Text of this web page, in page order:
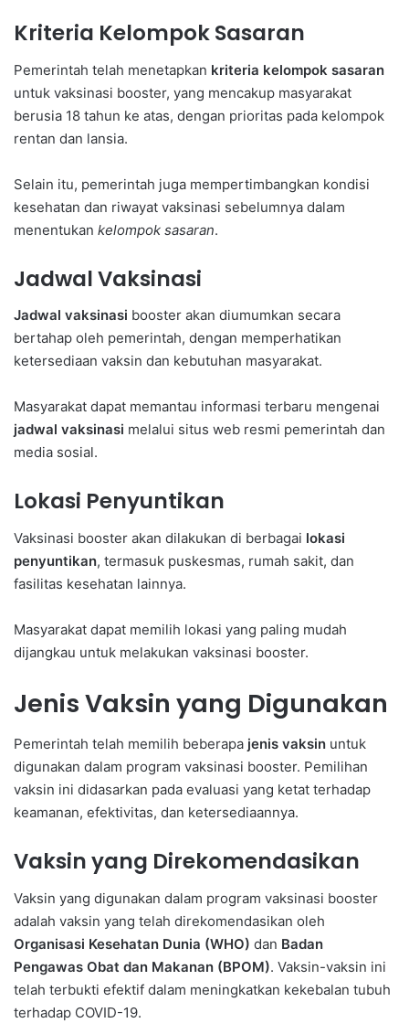
Kriteria Kelompok Sasaran
Pemerintah telah menetapkan kriteria kelompok sasaran
untuk vaksinasi booster, yang mencakup masyarakat
berusia 18 tahun ke atas, dengan prioritas pada kelompok
rentan dan lansia.
Selain itu, pemerintah juga mempertimbangkan kondisi
kesehatan dan riwayat vaksinasi sebelumnya dalam
menentukan kelompok sasaran.
Jadwal Vaksinasi
Jadwal vaksinasi booster akan diumumkan secara
bertahap oleh pemerintah, dengan memperhatikan
ketersediaan vaksin dan kebutuhan masyarakat.
Masyarakat dapat memantau informasi terbaru mengenai
jadwal vaksinasi melalui situs web resmi pemerintah dan
media sosial.
Lokasi Penyuntikan
Vaksinasi booster akan dilakukan di berbagai lokasi
penyuntikan, termasuk puskesmas, rumah sakit, dan
fasilitas kesehatan lainnya.
Masyarakat dapat memilih lokasi yang paling mudah
dijangkau untuk melakukan vaksinasi booster.
Jenis Vaksin yang Digunakan
Pemerintah telah memilih beberapa jenis vaksin untuk
digunakan dalam program vaksinasi booster. Pemilihan
vaksin ini didasarkan pada evaluasi yang ketat terhadap
keamanan, efektivitas, dan ketersediaannya.
Vaksin yang Direkomendasikan
Vaksin yang digunakan dalam program vaksinasi booster
adalah vaksin yang telah direkomendasikan oleh
Organisasi Kesehatan Dunia (WHO) dan Badan
Pengawas Obat dan Makanan (BPOM). Vaksin-vaksin ini
telah terbukti efektif dalam meningkatkan kekebalan tubuh
terhadap COVID-19.